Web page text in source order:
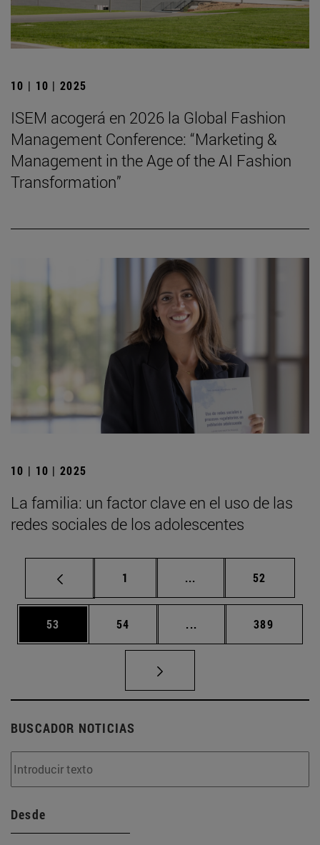
10 | 10 | 2025
ISEM acogerá en 2026 la Global Fashion
Management Conference: “Marketing &
Management in the Age of the AI Fashion
Transformation”
10 | 10 | 2025
La familia: un factor clave en el uso de las
redes sociales de los adolescentes
Página
1 ... Páginas intermedias
Página
52
Página
53 Página
54 ... Páginas intermedias
Página
389
BUSCADOR NOTICIAS
Desde